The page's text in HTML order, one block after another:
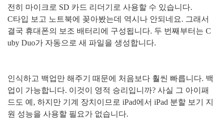
전히 마이크로 SD 카드 리더기로 사용할 수 있습니다.
C타입 보고 노트북에 꽂아봤는데 역시나 안되네요. 그래서
결국 휴대폰의 보조 배터리에 구성됩니다. 두 번째부터는 C
uby Duo가 자동으로 새 파일을 생성합니다.
인식하고 백업만 해주기 때문에 처음보다 훨씬 빠릅니다. 백
업이 가능합니다. 이것이 영적 승리입니까? 사실 그 아이패
드도 예 , 하지만 기계 장치이므로 iPad에서 iPad 분할 보기 지
원 성능을 사용할 필요가 없습니다.